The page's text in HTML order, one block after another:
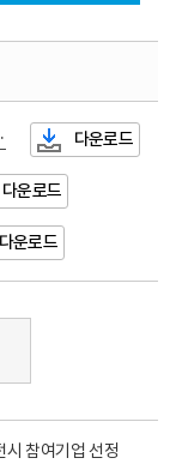
장 공고.pdf 다운로드
다운로드
다운로드
참여기업 선정